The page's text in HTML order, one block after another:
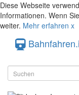
Diese Webseite
Informationen. Wenn
weiter. Mehr erfahren x